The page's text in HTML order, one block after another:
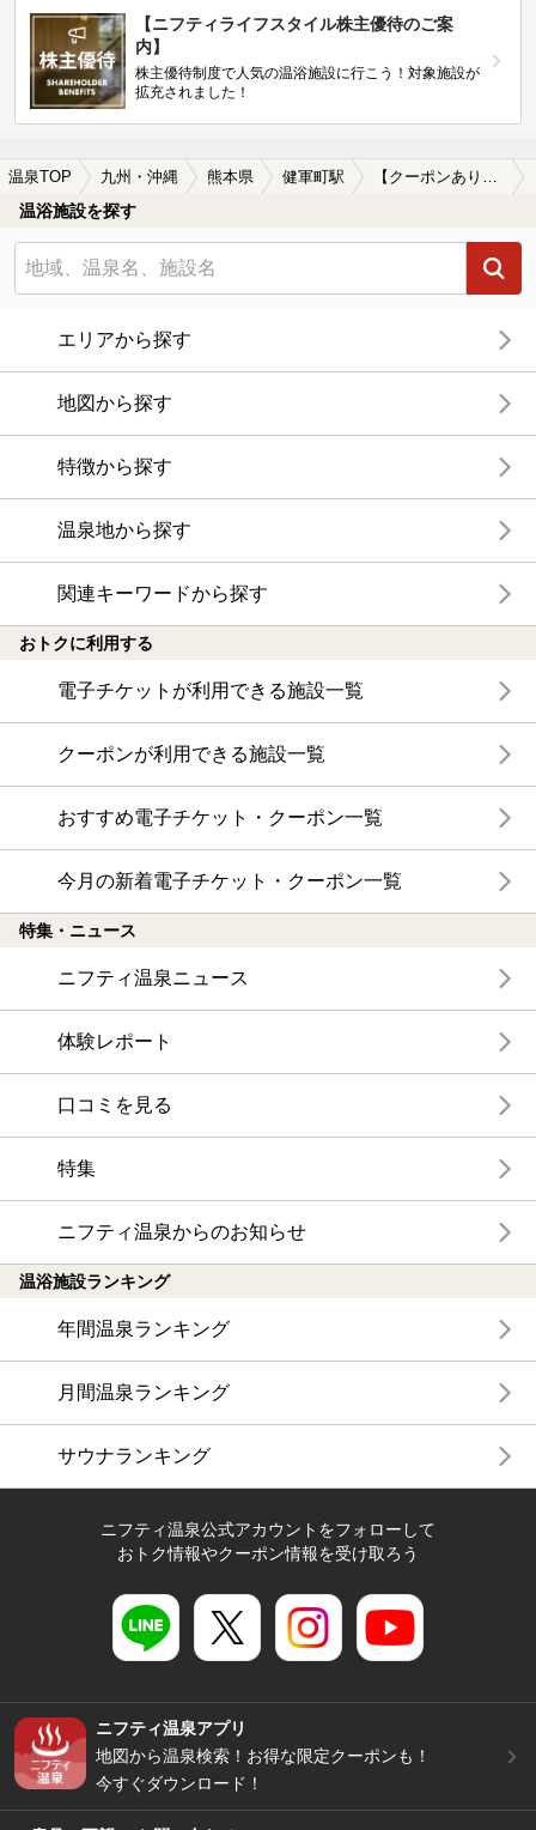
【ニフティライフスタイル株主優待のご案
内】
株主優待制度で人気の温浴施設に行こう！対象施設が
拡充されました！
温泉TOP 九州・沖縄 熊本県 健軍町駅 【クーポンあり】水風呂が楽しめる健軍町駅近くの温泉、日帰り温泉、スーパー銭湯おすすめ
温浴施設を探す
エリアから探す
地図から探す
特徴から探す
温泉地から探す
関連キーワードから探す
おトクに利用する
電子チケットが利用できる施設一覧
クーポンが利用できる施設一覧
おすすめ電子チケット・クーポン一覧
今月の新着電子チケット・クーポン一覧
特集・ニュース
ニフティ温泉ニュース
体験レポート
口コミを見る
特集
ニフティ温泉からのお知らせ
温浴施設ランキング
年間温泉ランキング
月間温泉ランキング
サウナランキング
ニフティ温泉公式アカウントをフォローして
おトク情報やクーポン情報を受け取ろう
ニフティ温泉アプリ
地図から温泉検索！お得な限定クーポンも！
今すぐダウンロード！